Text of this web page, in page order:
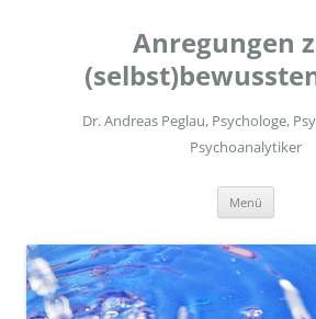
Anregungen
Dr. Andreas Peglau, Psychologe,
Psychoanalytiker
Menü